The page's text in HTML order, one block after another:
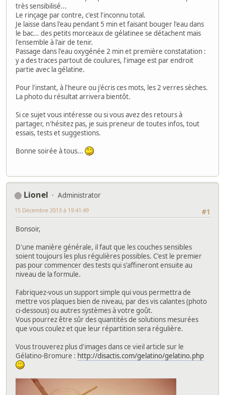
très sensibilisé...
Le rinçage par contre, c'est l'inconnu total.
Je laisse dans l'eau pendant 5 min et faisant bouger l'eau dans
le bac... des petits morceaux de gélatinee se détachent mais
l'ensemble à l'air de tenir.
Passage dans l'eau oxygénée 2 min et première constatation :
y a des traces partout de coulures, l'image est par endroit
partie avec la gélatine.
Pour l'instant, à l'heure ou j'écris ces mots, les 2 verres sèches.
La photo du résultat arrivera bientôt.
Si ce sujet vous intéresse ou si vous avez des retours à
partager, n'hésitez pas, je suis preneur de toutes infos, tout
essais, tests et suggestions.
Bonne soirée à tous...
Lionel
Administrator
#1
15 Décembre 2013 à 19:41:49
Bonsoir,
D'une manière générale, il faut que les couches sensibles
soient toujours les plus régulières possibles. C'est le premier
pas pour commencer des tests qui s'affineront ensuite au
niveau de la formule.
Fabriquez-vous un support simple qui vous permettra de
mettre vos plaques bien de niveau, par des vis calantes (photo
ci-dessous) ou autres systèmes à votre goût.
Vous pourrez être sûr des quantités de solutions mesurées
que vous coulez et que leur répartition sera régulière.
Vous trouverez plus d'images dans ce vieil article sur le
Gélatino-Bromure : http://disactis.com/gelatino/gelatino.php